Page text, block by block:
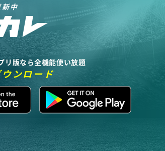
中
リ版なら全機能使い放題
ンロード